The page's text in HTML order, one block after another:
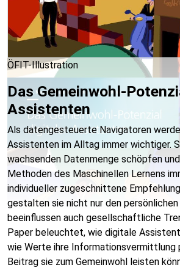
ÖFIT-Illustration
Das Gemeinwohl-
Assistenten
Als datengesteuerte Navigatoren
Assistenten im Alltag immer wichtiger.
wachsenden Datenmenge schöpfen
Methoden des Maschinellen Lernens
individueller zugeschnittene
gestalten sie nicht nur den
beeinflussen auch gesellschaftliche
Paper beleuchtet, wie digitale
wie Werte ihre Informationsvermittlung
Beitrag sie zum Gemeinwohl leisten